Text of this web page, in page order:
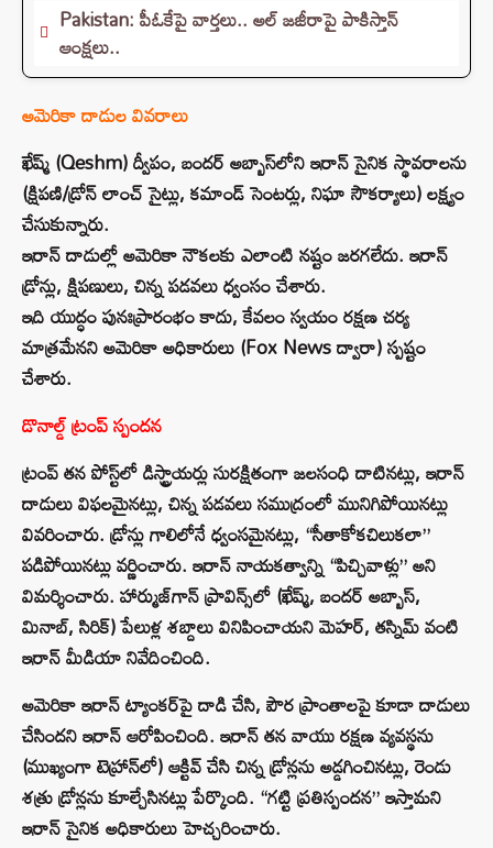
Pakistan: పీఓకేపై వార్తలు.. అల్ జజీరాపై పాకిస్తాన్
ఆంక్షలు..
అమెరికా దాడుల వివరాలు
ఖేష్మ్ (Qeshm) ద్వీపం, బందర్ అబ్బాస్‌లోని ఇరాన్ సైనిక స్థావరాలను
(క్షిపణి/డ్రోన్ లాంచ్ సైట్లు, కమాండ్ సెంటర్లు, నిఘా సౌకర్యాలు) లక్ష్యం
చేసుకున్నారు.
ఇరాన్ దాడుల్లో అమెరికా నౌకలకు ఎలాంటి నష్టం జరగలేదు. ఇరాన్
డ్రోన్లు, క్షిపణులు, చిన్న పడవలు ధ్వంసం చేశారు.
ఇది యుద్ధం పునఃప్రారంభం కాదు, కేవలం స్వయం రక్షణ చర్య
మాత్రమేనని అమెరికా అధికారులు (Fox News ద్వారా) స్పష్టం
చేశారు.
డొనాల్డ్ ట్రంప్ స్పందన
ట్రంప్ తన పోస్ట్‌లో డిస్ట్రాయర్లు సురక్షితంగా జలసంధి దాటినట్లు, ఇరాన్
దాడులు విఫలమైనట్లు, చిన్న పడవలు సముద్రంలో మునిగిపోయినట్లు
వివరించారు. డ్రోన్లు గాలిలోనే ధ్వంసమైనట్లు, “సీతాకోకచిలుకలా”
పడిపోయినట్లు వర్ణించారు. ఇరాన్ నాయకత్వాన్ని “పిచ్చివాళ్లు” అని
విమర్శించారు. హార్ముజ్‌గాన్ ప్రావిన్స్‌లో (ఖేష్మ్, బందర్ అబ్బాస్,
మినాబ్, సిరిక్) పేలుళ్ల శబ్దాలు వినిపించాయని మెహర్, తస్నిమ్ వంటి
ఇరాన్ మీడియా నివేదించింది.
అమెరికా ఇరాన్ ట్యాంకర్‌పై దాడి చేసి, పౌర ప్రాంతాలపై కూడా దాడులు
చేసిందని ఇరాన్ ఆరోపించింది. ఇరాన్ తన వాయు రక్షణ వ్యవస్థను
(ముఖ్యంగా టెహ్రాన్‌లో) ఆక్టివ్ చేసి చిన్న డ్రోన్లను అడ్డగించినట్లు, రెండు
శత్రు డ్రోన్లను కూల్చేసినట్లు పేర్కొంది. “గట్టి ప్రతిస్పందన” ఇస్తామని
ఇరాన్ సైనిక అధికారులు హెచ్చరించారు.